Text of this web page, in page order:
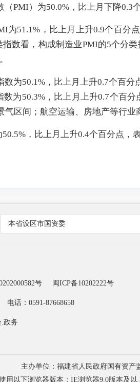
PMI）为50.0%，比上月下降0.3
为51.1%，比上月上升0.9个百分
数看，构成制造业PMI的5个分
数为50.1%，比上月上升0.7个百
为50.3%，比上月上升0.7个百
区间；航空运输、房地产等行业
，比上月上升0.4个百分点，
本省设区市国资委
号 闽ICP备10202222号
电话：0591-87668658
政务
主办单位：福建省人民政府国有资产
用以下浏览器版本：IE浏览器9.0版本及以